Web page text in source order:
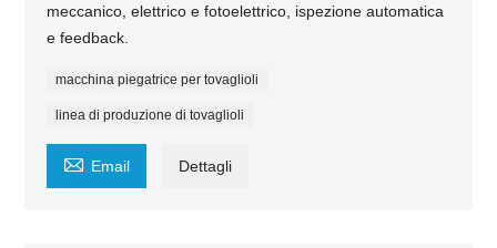
meccanico, elettrico e fotoelettrico, ispezione automatica
e feedback.
macchina piegatrice per tovaglioli
linea di produzione di tovaglioli
 Email Dettagli